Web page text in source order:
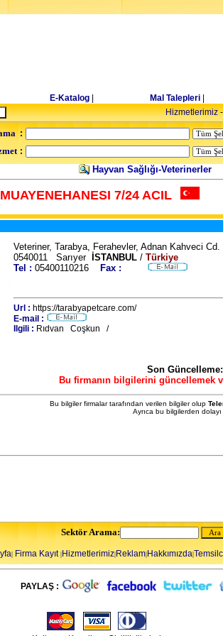
E-Katalog Mal Talepleri|
Hizmetlerimiz
:
:
Hayvan Sağlığı-Veterinerler
7/24 ACIL
Veteriner, Tarabya, Ferahevler, Adnan Kahveci
0540011 Sarıyer
İSTANBUL / Türkiye
Tel : 05400110216 Fax :
Url : https://tarabyapetcare.com/
E-mail :
Ilgili : Rıdvan Coşkun /
Son Güncelleme:
Bu firmanın bilgilerini güncellemek
Bu bilgiler firmalar tarafından verilen bilgiler olup
Ayrıca bu bilgilerden
Sektör Arama:
| Firma Kayıt|Hizmetlerimiz|Reklam|Hakkımızda|
PAYLAŞ :